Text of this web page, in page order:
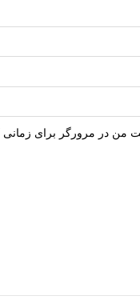
من در مرورگر برای